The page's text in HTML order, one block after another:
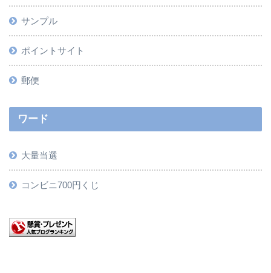
サンプル
ポイントサイト
郵便
ワード
大量当選
コンビニ700円くじ